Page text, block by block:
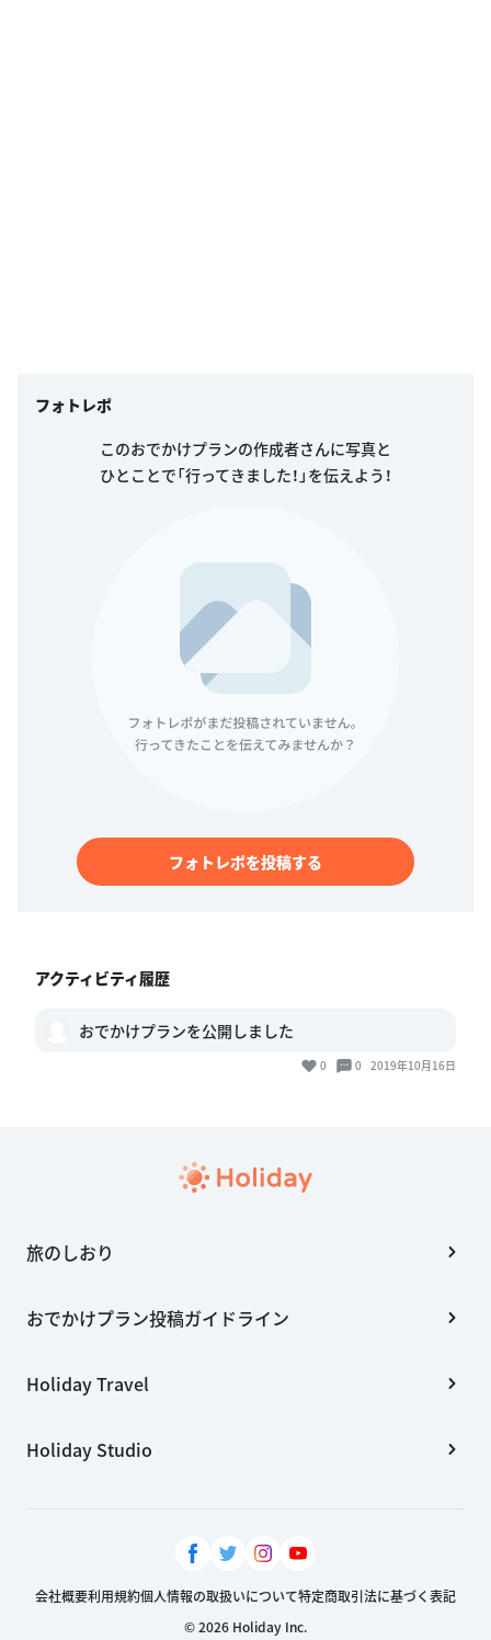
フォトレポ
このおでかけプランの作成者さんに写真と
ひとことで「行ってきました！」を伝えよう！
フォトレポを投稿する
アクティビティ履歴
おでかけプランを公開しました
0 0 2019年10月16日
旅のしおり
おでかけプラン投稿ガイドライン
Holiday Travel
Holiday Studio
会社概要利用規約個人情報の取扱いについて特定商取引法に基づく表記
© 2026 Holiday Inc.